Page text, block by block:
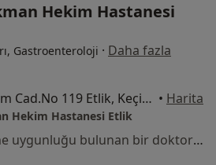
Hekim Hastanesi
Gastroenteroloji · Daha fazla
Gn.Dr.Tevfik Sağlam Cad.No 119 Etlik, Keçiören • Harita
Hekim Hastanesi Etlik
Bu kurumda online uygunluğu bulunan bir doktor veya uzman bulunamadı